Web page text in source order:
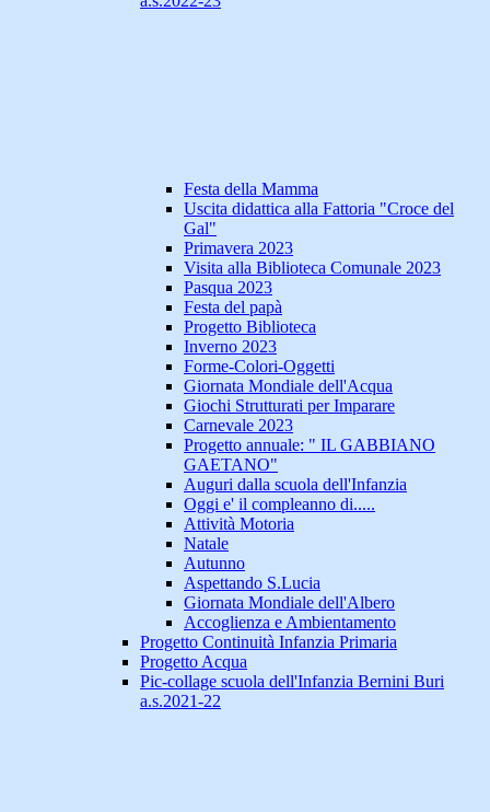
Festa della Mamma
Uscita didattica alla Fattoria "Croce del
Gal"
Primavera 2023
Visita alla Biblioteca Comunale 2023
Pasqua 2023
Festa del papà
Progetto Biblioteca
Inverno 2023
Forme-Colori-Oggetti
Giornata Mondiale dell'Acqua
Giochi Strutturati per Imparare
Carnevale 2023
Progetto annuale: " IL GABBIANO
GAETANO"
Auguri dalla scuola dell'Infanzia
Oggi e' il compleanno di.....
Attività Motoria
Natale
Autunno
Aspettando S.Lucia
Giornata Mondiale dell'Albero
Accoglienza e Ambientamento
Progetto Continuità Infanzia Primaria
Progetto Acqua
Pic-collage scuola dell'Infanzia Bernini Buri
a.s.2021-22